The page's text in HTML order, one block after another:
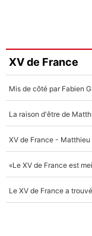
XV de France